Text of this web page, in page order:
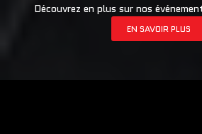
Découvrez en plus sur nos
EN SAVOIR PLUS